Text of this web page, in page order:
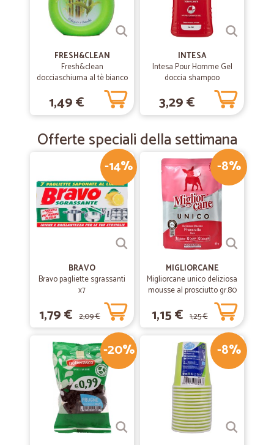
FRESH&CLEAN
Fresh&clean
docciaschiuma al tè bianco
e bambù - ml.250
1,49 €
INTESA
Intesa Pour Homme Gel
doccia shampoo
tonificante aloe 250 ml.
3,29 €
Offerte speciali della settimana
-14%
BRAVO
Bravo pagliette sgrassanti
x7
1,79 € 2,09 €
-8%
MIGLIORCANE
Migliorcane unico deliziosa
mousse al prosciutto gr.80
1,15 € 1,25 €
-20% -8%